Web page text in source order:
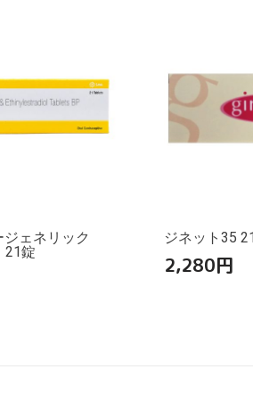
ジェネリック
21錠
ジネット35
2,280円